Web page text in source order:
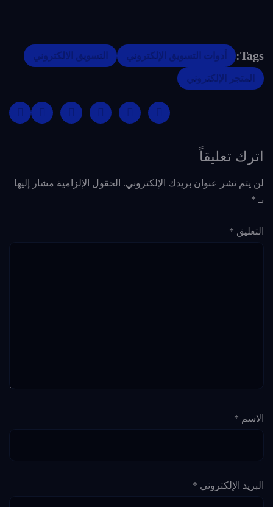
Tags: أدوات التسويق الإلكتروني التسويق الالكتروني
المتجر الإلكتروني
اترك تعليقاً
لن يتم نشر عنوان بريدك الإلكتروني. الحقول الإلزامية مشار إليها
بـ *
التعليق *
الاسم *
البريد الإلكتروني *